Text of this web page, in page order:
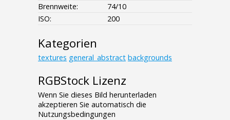
Brennweite:
74/10
ISO:
200
Kategorien
textures general_abstract backgrounds
RGBStock Lizenz
Wenn Sie dieses Bild herunterladen
akzeptieren Sie automatisch die
Nutzungsbedingungen